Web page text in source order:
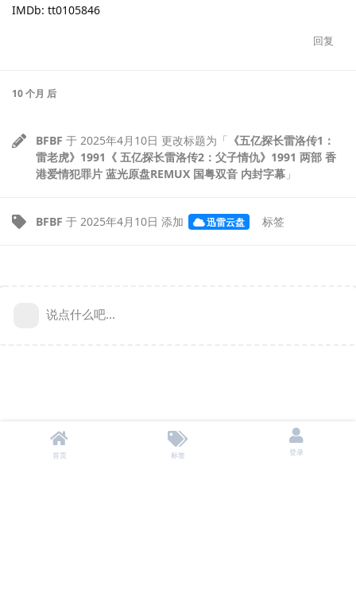
IMDb: tt0105846
回复
10 个月 后
BFBF 于 2025年4月10日 更改标题为「 《五亿探长雷洛传1：
雷老虎》1991《 五亿探长雷洛传2：父子情仇》1991 两部 香
港爱情犯罪片 蓝光原盘REMUX 国粤双音 内封字幕 」
BFBF 于 2025年4月10日 添加 迅雷云盘 标签
说点什么吧...
首页 标签 登录